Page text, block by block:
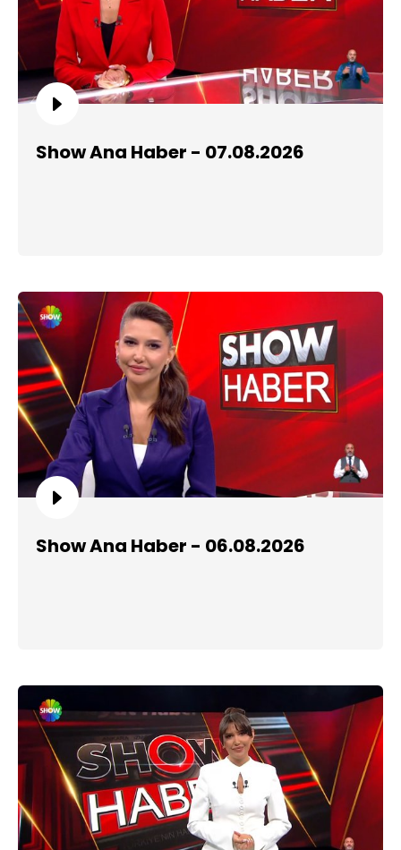
Show Ana Haber - 07.08.2026
Show Ana Haber - 06.08.2026